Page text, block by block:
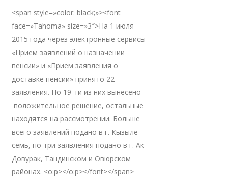
<span style=»color: black;»><font
face=»Tahoma» size=»3″>На 1 июля
2015 года через электронные сервисы
«Прием заявлений о назначении
пенсии» и «Прием заявления о
доставке пенсии» принято 22
заявления. По 19-ти из них вынесено
положительное решение, остальные
находятся на рассмотрении. Больше
всего заявлений подано в г. Кызыле –
семь, по три заявления подано в г. Ак-
Довурак, Тандинском и Овюрском
районах. <o:p></o:p></font></span>